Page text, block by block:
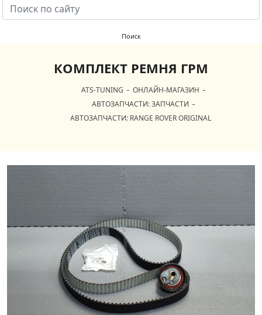
КОМПЛЕКТ РЕМНЯ ГРМ
ATS-TUNING
ОНЛАЙН-МАГАЗИН
АВТОЗАПЧАСТИ: ЗАПЧАСТИ
АВТОЗАПЧАСТИ: RANGE ROVER ORIGINAL